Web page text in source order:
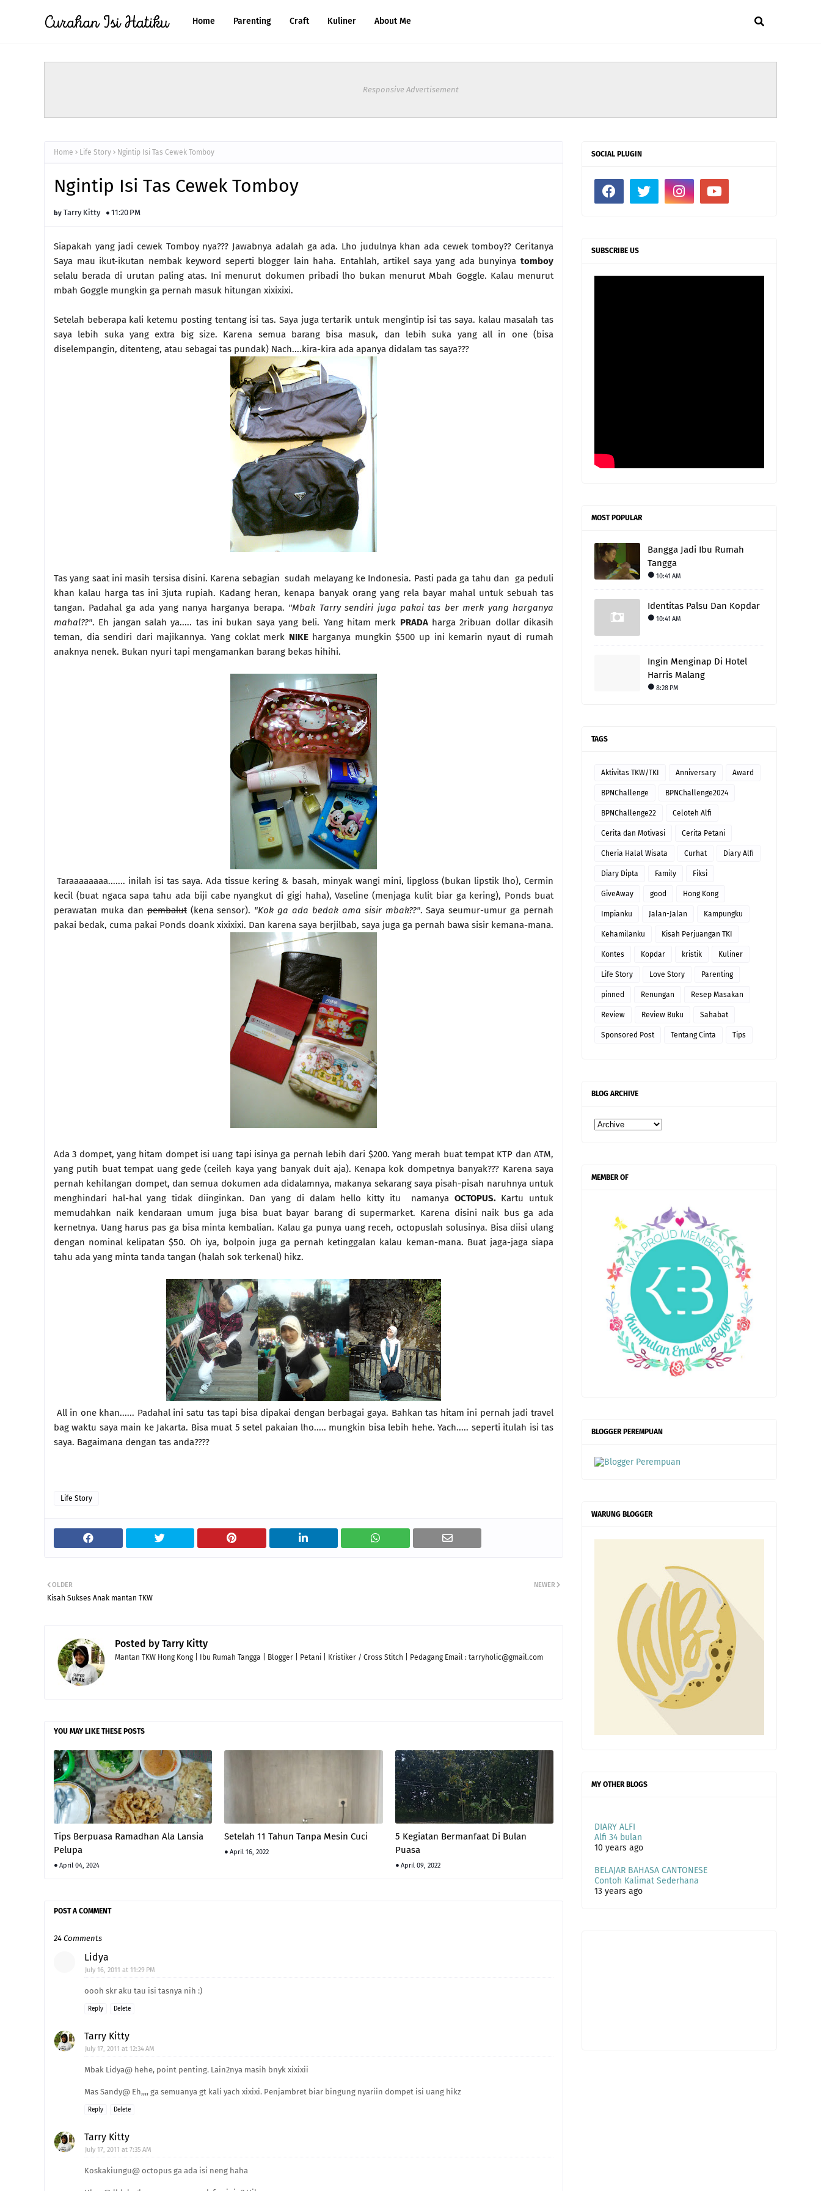
Home Parenting Craft Kuliner About Me
Responsive Advertisement
Home Life Story Ngintip Isi Tas Cewek Tomboy
Ngintip Isi Tas Cewek Tomboy
Tarry Kitty 11:20 PM
Siapakah yang jadi cewek Tomboy nya??? Jawabnya adalah ga ada. Lho judulnya khan ada cewek tomboy?? Ceritanya
Saya mau ikut-ikutan nembak keyword seperti blogger lain haha. Entahlah, artikel saya yang ada bunyinya tomboy
selalu berada di urutan paling atas. Ini menurut dokumen pribadi lho bukan menurut Mbah Goggle. Kalau menurut
mbah Goggle mungkin ga pernah masuk hitungan xixixixi.
Setelah beberapa kali ketemu posting tentang isi tas. Saya juga tertarik untuk mengintip isi tas saya. kalau masalah tas
saya lebih suka yang extra big size. Karena semua barang bisa masuk, dan lebih suka yang all in one (bisa
diselempangin, ditenteng, atau sebagai tas pundak) Nach....kira-kira ada apanya didalam tas saya???
Tas yang saat ini masih tersisa disini. Karena sebagian sudah melayang ke Indonesia. Pasti pada ga tahu dan ga peduli
khan kalau harga tas ini 3juta rupiah. Kadang heran, kenapa banyak orang yang rela bayar mahal untuk sebuah tas
tangan. Padahal ga ada yang nanya harganya berapa. "Mbak Tarry sendiri juga pakai tas ber merk yang harganya
mahal??". Eh jangan salah ya..... tas ini bukan saya yang beli. Yang hitam merk PRADAharga 2ribuan dollar dikasih
teman, dia sendiri dari majikannya. Yang coklat merk NIKEharganya mungkin $500 up ini kemarin nyaut di rumah
anaknya nenek. Bukan nyuri tapi mengamankan barang bekas hihihi.
Taraaaaaaaa....... inilah isi tas saya. Ada tissue kering & basah, minyak wangi mini, lipgloss (bukan lipstik lho), Cermin
kecil (buat ngaca sapa tahu ada biji cabe nyangkut di gigi haha), Vaseline (menjaga kulit biar ga kering), Ponds buat
perawatan muka danpembalut(kena sensor). "Kok ga ada bedak ama sisir mbak??". Saya seumur-umur ga pernah
pakai bedak, cuma pakai Ponds doank xixixixi. Dan karena saya berjilbab, saya juga ga pernah bawa sisir kemana-mana.
Ada 3 dompet, yang hitam dompet isi uang tapi isinya ga pernah lebih dari $200. Yang merah buat tempat KTP dan ATM,
yang putih buat tempat uang gede (ceileh kaya yang banyak duit aja). Kenapa kok dompetnya banyak??? Karena saya
pernah kehilangan dompet, dan semua dokumen ada didalamnya, makanya sekarang saya pisah-pisah naruhnya untuk
menghindari hal-hal yang tidak diinginkan. Dan yang di dalam hello kitty itu namanya OCTOPUS.Kartu untuk
memudahkan naik kendaraan umum juga bisa buat bayar barang di supermarket. Karena disini naik bus ga ada
kernetnya. Uang harus pas ga bisa minta kembalian. Kalau ga punya uang receh, octopuslah solusinya. Bisa diisi ulang
dengan nominal kelipatan $50. Oh iya, bolpoin juga ga pernah ketinggalan kalau keman-mana. Buat jaga-jaga siapa
tahu ada yang minta tanda tangan (halah sok terkenal) hikz.
All in one khan...... Padahal ini satu tas tapi bisa dipakai dengan berbagai gaya. Bahkan tas hitam ini pernah jadi travel
bag waktu saya main ke Jakarta. Bisa muat 5 setel pakaian lho..... mungkin bisa lebih hehe. Yach..... seperti itulah isi tas
saya. Bagaimana dengan tas anda????
Life Story
NEWER
OLDER
Kisah Sukses Anak mantan TKW
Posted by Tarry Kitty
Mantan TKW Hong Kong | Ibu Rumah Tangga | Blogger | Petani | Kristiker / Cross Stitch | Pedagang Email : tarryholic@gmail.com
YOU MAY LIKE THESE POSTS
Tips Berpuasa Ramadhan Ala Lansia
Pelupa
April 04, 2024
Setelah 11 Tahun Tanpa Mesin Cuci
April 16, 2022
5 Kegiatan Bermanfaat Di Bulan
Puasa
April 09, 2022
POST A COMMENT
24 Comments
Lidya
July 16, 2011 at 11:29 PM
oooh skr aku tau isi tasnya nih :)
Reply Delete
Tarry Kitty
July 17, 2011 at 12:34 AM
Mbak Lidya@ hehe, point penting. Lain2nya masih bnyk xixixii
Mas Sandy@ Eh,,,, ga semuanya gt kali yach xixixi. Penjambret biar bingung nyariin dompet isi uang hikz
Reply Delete
Tarry Kitty
July 17, 2011 at 7:35 AM
Koskakiungu@ octopus ga ada isi neng haha
SOCIAL PLUGIN
SUBSCRIBE US
MOST POPULAR
Bangga Jadi Ibu Rumah
Tangga
10:41 AM
Identitas Palsu Dan Kopdar
10:41 AM
Ingin Menginap Di Hotel
Harris Malang
8:28 PM
TAGS
Aktivitas TKW/TKI Anniversary Award
BPNChallenge BPNChallenge2024
BPNChallenge22 Celoteh Alfi
Cerita dan Motivasi Cerita Petani
Cheria Halal Wisata Curhat Diary Alfi
Diary Dipta Family Fiksi
GiveAway good Hong Kong
Impianku Jalan-Jalan Kampungku
Kehamilanku Kisah Perjuangan TKI
Kontes Kopdar kristik Kuliner
Life Story Love Story Parenting
pinned Renungan Resep Masakan
Review Review Buku Sahabat
Sponsored Post Tentang Cinta Tips
BLOG ARCHIVE
MEMBER OF
BLOGGER PEREMPUAN
WARUNG BLOGGER
MY OTHER BLOGS
DIARY ALFI
Alfi 34 bulan
10 years ago
BELAJAR BAHASA CANTONESE
Contoh Kalimat Sederhana
13 years ago